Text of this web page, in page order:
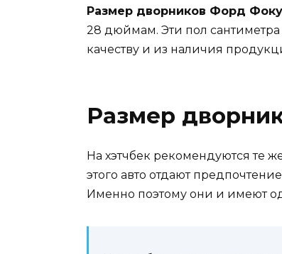
Размер дворников Форд
28 дюймам. Эти пол сантиметра
качеству и из наличия
Размер
На хэтчбек рекомендуются те
этого авто отдают
Именно поэтому они и имеют